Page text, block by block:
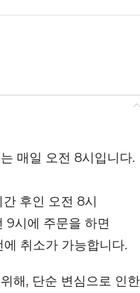
매일 오전 8시입니다.
후인 오전 8시
9시에 주문을 하면
취소가 가능합니다.
해, 단순 변심으로 인한